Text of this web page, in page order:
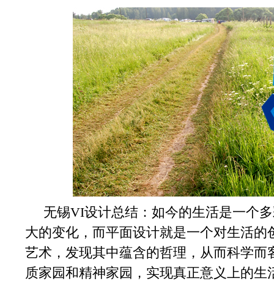
无锡VI设计总结：如今的生活是一个
大的变化，而平面设计就是一个对生活
艺术，发现其中蕴含的哲理，从而科学
质家园和精神家园，实现真正意义上的生